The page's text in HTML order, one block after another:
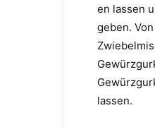
en lassen
geben.
lassen.